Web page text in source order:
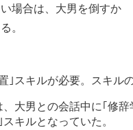
場合は、大男を倒すか
。
｣スキルが必要。スキル
大男との会話中に｢修
キルとなっていた。